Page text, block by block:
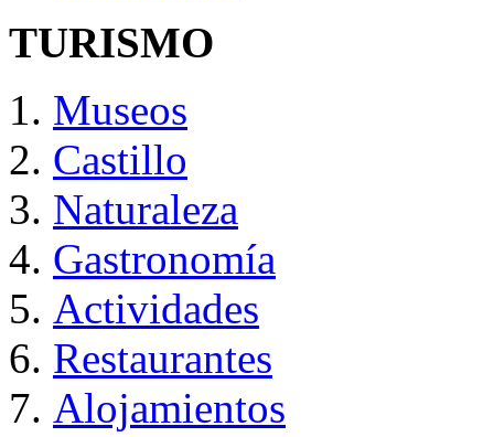
TURISMO
Museos
Castillo
Naturaleza
Gastronomía
Actividades
Restaurantes
Alojamientos